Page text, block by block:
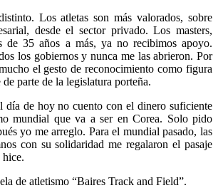
Los atletas son más valorados, sobre
desde el sector privado. Los masters,
de 35 años a más, ya no recibimos apoyo.
los gobiernos y nunca me las abrieron. Por
el gesto de reconocimiento como figura
de parte de la legislatura porteña.
día de hoy no cuento con el dinero suficiente
mundial que va a ser en Corea. Solo pido
yo me arreglo. Para el mundial pasado, las
con su solidaridad me regalaron el pasaje
hice.
de atletismo “Baires Track and Field”.